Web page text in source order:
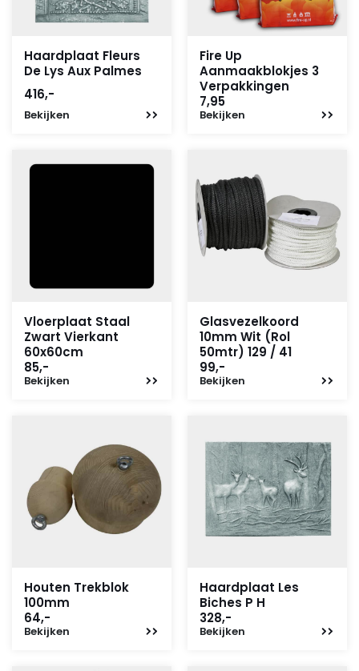
Haardplaat Fleurs
De Lys Aux Palmes
416,-
Bekijken
Fire Up
Aanmaakblokjes 3
Verpakkingen
7,95
Bekijken
Vloerplaat Staal
Zwart Vierkant
60x60cm
85,-
Bekijken
Glasvezelkoord
10mm Wit (Rol
50mtr) 129 / 41
99,-
Bekijken
Houten Trekblok
100mm
64,-
Bekijken
Haardplaat Les
Biches P H
328,-
Bekijken